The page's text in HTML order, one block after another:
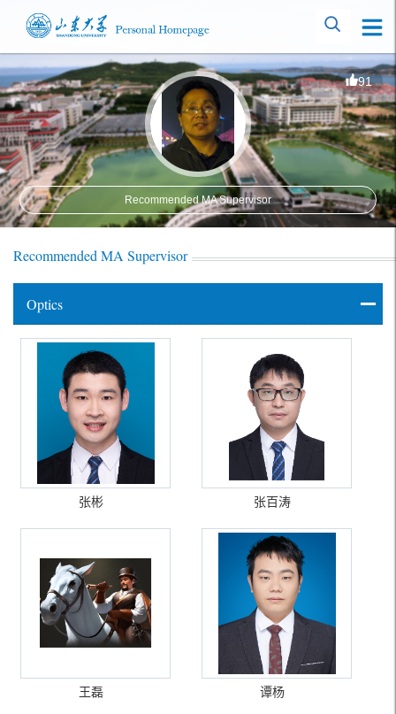
91
Recommended MA Supervisor
Recommended MA Supervisor
Optics
张彬 张百涛
王磊 谭杨